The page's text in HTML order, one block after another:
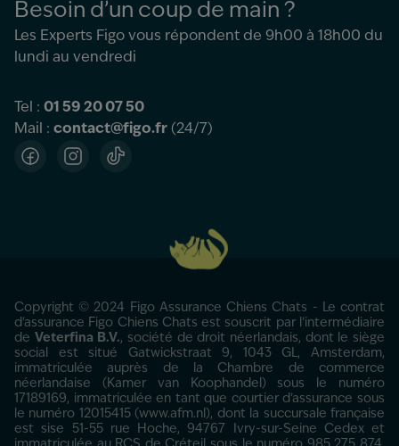
Besoin d’un coup de main ?
Les Experts Figo vous répondent de 9h00 à 18h00 du
lundi au vendredi
Tel : 01 59 20 07 50
Mail : contact@figo.fr (24/7)
FacebookInstagramTikTok
Copyright © 2024 Figo Assurance Chiens Chats - Le contrat
d'assurance Figo Chiens Chats est souscrit par l’intermédiaire
de Veterfina B.V., société de droit néerlandais, dont le siège
social est situé Gatwickstraat 9, 1043 GL, Amsterdam,
immatriculée auprès de la Chambre de commerce
néerlandaise (Kamer van Koophandel) sous le numéro
17189169, immatriculée en tant que courtier d’assurance sous
le numéro 12015415 (www.afm.nl), dont la succursale française
est sise 51-55 rue Hoche, 94767 Ivry-sur-Seine Cedex et